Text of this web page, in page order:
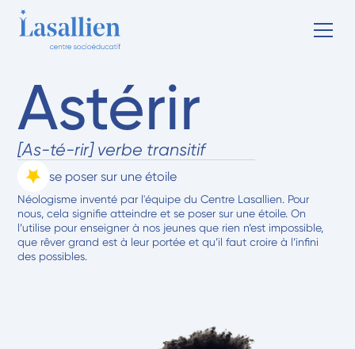
Astérir
[As-té-rir] verbe transitif
se poser sur une étoile
Néologisme inventé par l'équipe du Centre Lasallien. Pour
nous, cela signifie atteindre et se poser sur une étoile. On
l’utilise pour enseigner à nos jeunes que rien n’est impossible,
que rêver grand est à leur portée et qu’il faut croire à l’infini
des possibles.